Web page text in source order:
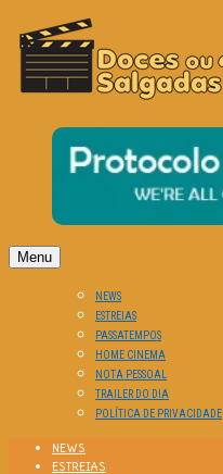
DOCES OU SALGADAS?
O Cinema? Uma Paixão!!
Menu
NEWS
ESTREIAS
PASSATEMPOS
HOME CINEMA
NOTA PESSOAL
TRAILER DO DIA
POLÍTICA DE PRIVACIDADE
NEWS
ESTREIAS